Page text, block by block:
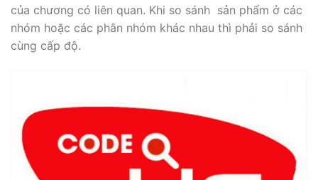
của chương có liên quan. Khi so sánh sản phẩm ở các
nhóm hoặc các phân nhóm khác nhau thì phải so sánh
cùng cấp độ.